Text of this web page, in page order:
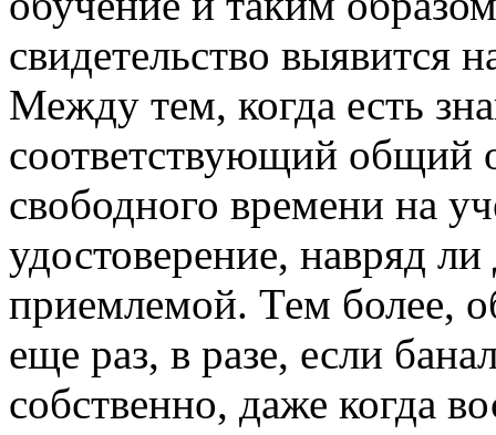
свидетельство
Между тем, когда есть
соответствующий общий
свободного времени на
удостоверение, навряд
приемлемой. Тем более,
еще раз, в разе, если
собственно, даже когда